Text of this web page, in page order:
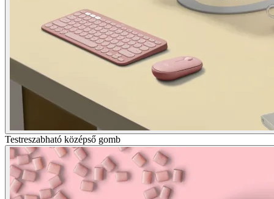
Testreszabható középső gomb